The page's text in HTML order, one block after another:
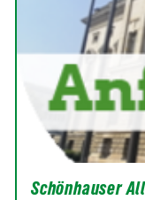
Schönhauser